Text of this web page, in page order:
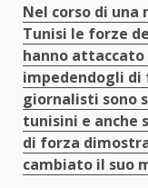
Nel corso di
Tunisi le forze
hanno
impedendogli
giornalisti sono
tunisini e anche
di forza
cambiato il suo